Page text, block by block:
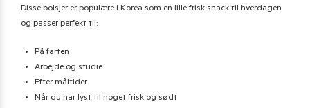
Disse bolsjer er populære i Korea som en lille frisk snack til hverdagen
og passer perfekt til:
På farten
Arbejde og studie
Efter måltider
Når du har lyst til noget frisk og sødt